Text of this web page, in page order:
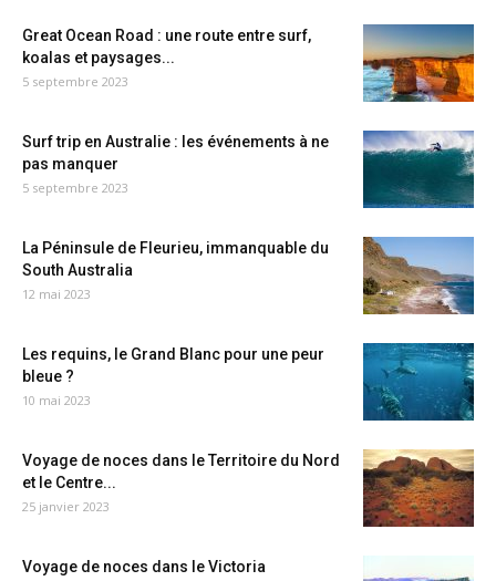
Great Ocean Road : une route entre surf,
koalas et paysages...
5 septembre 2023
Surf trip en Australie : les événements à ne
pas manquer
5 septembre 2023
La Péninsule de Fleurieu, immanquable du
South Australia
12 mai 2023
Les requins, le Grand Blanc pour une peur
bleue ?
10 mai 2023
Voyage de noces dans le Territoire du Nord
et le Centre...
25 janvier 2023
Voyage de noces dans le Victoria